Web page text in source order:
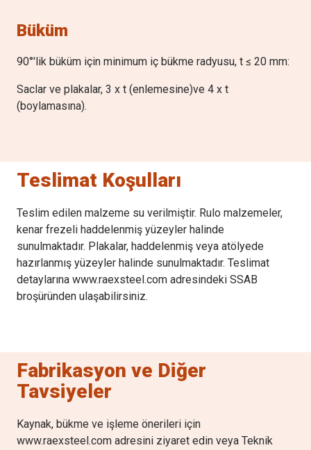
Büküm
90°'lik büküm için minimum iç bükme radyusu, t ≤ 20 mm:
Saclar ve plakalar, 3 x t (enlemesine)ve 4 x t
(boylamasına).
Teslimat Koşulları
Teslim edilen malzeme su verilmiştir. Rulo malzemeler,
kenar frezeli haddelenmiş yüzeyler halinde
sunulmaktadır. Plakalar, haddelenmiş veya atölyede
hazırlanmış yüzeyler halinde sunulmaktadır. Teslimat
detaylarına www.raexsteel.com adresindeki SSAB
broşüründen ulaşabilirsiniz.
Fabrikasyon ve Diğer
Tavsiyeler
Kaynak, bükme ve işleme önerileri için
www.raexsteel.com adresini ziyaret edin veya Teknik